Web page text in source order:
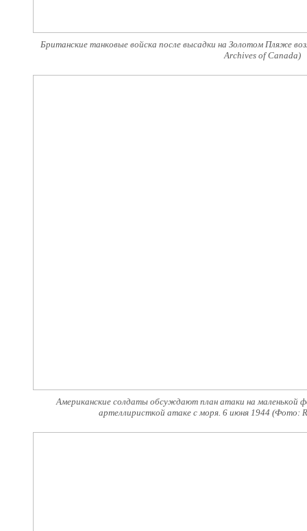
Британские танковые войска после высадки на Золотом Пляже
Archives of Canada)
Американские солдаты обсуждают план атаки на маленькой
артеллиристкой атаке с моря. 6 июня 1944 (Фото: